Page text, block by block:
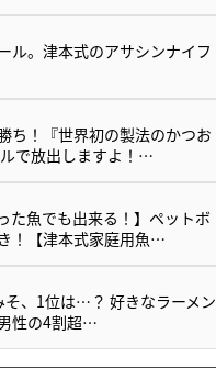
ル。津本式のアサシンナイフ
ち！『世界初の製法のかつお
で放出しますよ！…
た魚でも出来る！】ペットボ
！【津本式家庭用魚…
そ、1位は…？ 好きなラーメン
性の4割超…